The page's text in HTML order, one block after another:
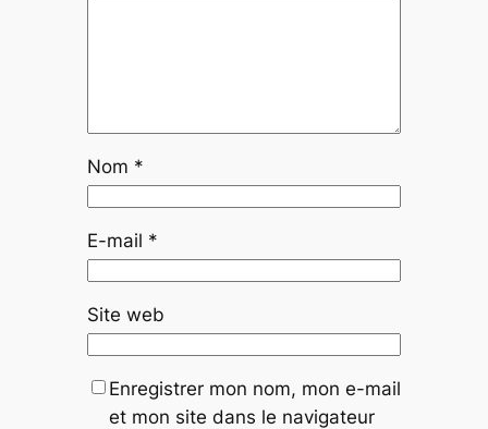
Nom *
E-mail *
Site web
Enregistrer mon nom, mon e-mail
et mon site dans le navigateur